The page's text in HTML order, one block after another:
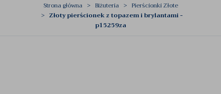
Strona główna Biżuteria
Pierścionki Złote
Złoty pierścionek z topazem i brylantami -
p15259za